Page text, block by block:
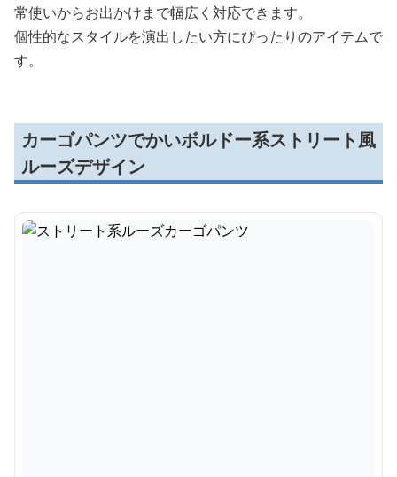
常使いからお出かけまで幅広く対応できます。
個性的なスタイルを演出したい方にぴったりのアイテムで
す。
カーゴパンツでかいボルドー系ストリート風
ルーズデザイン